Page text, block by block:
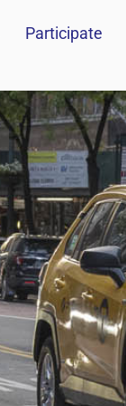
Participate